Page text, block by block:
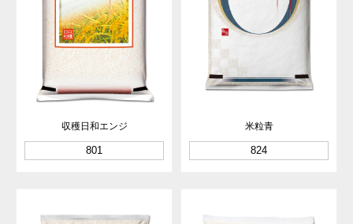
収穫日和エンジ
801
米粒青
824